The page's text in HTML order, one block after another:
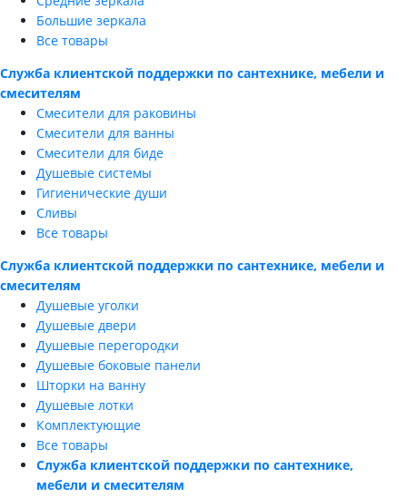
Большие зеркала
Все товары
Служба клиентской поддержки по сантехнике, мебели и
смесителям
Смесители для раковины
Смесители для ванны
Смесители для биде
Душевые системы
Гигиенические души
Сливы
Все товары
Служба клиентской поддержки по сантехнике, мебели и
смесителям
Душевые уголки
Душевые двери
Душевые перегородки
Душевые боковые панели
Шторки на ванну
Душевые лотки
Комплектующие
Все товары
Служба клиентской поддержки по сантехнике,
мебели и смесителям